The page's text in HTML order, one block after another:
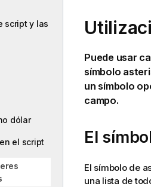
script y las
dólar
el script
Puede usar
símbolo
un símbolo
campo.
El
El símbolo de
una lista de